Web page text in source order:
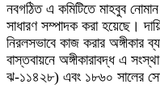
নবগঠিত এ কমিটিতে মাহবুব
সাধারণ সম্পাদক করা হয়েছে।
নিরলসভাবে কাজ করার অঙ্গীকার
বাস্তবায়নে অঙ্গীকারাবদ্ধ এ
ঝ-১১৪২৮) এবং ১৮৬০ সালের